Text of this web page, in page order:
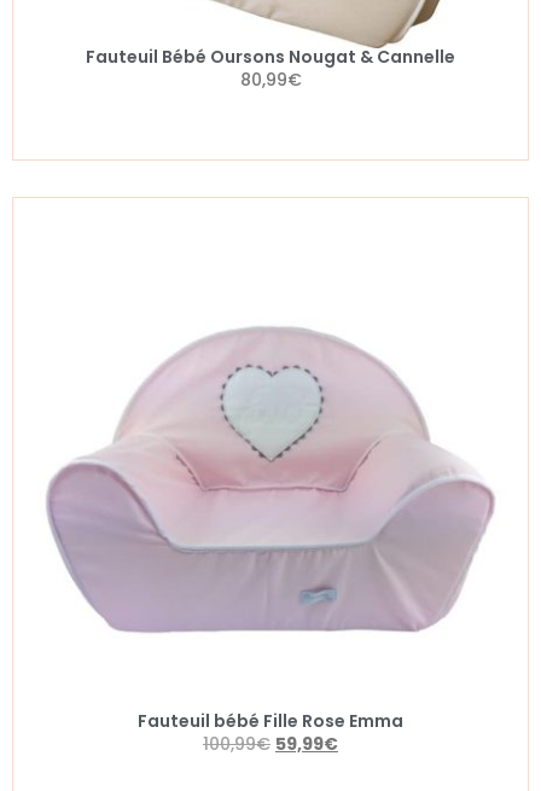
Fauteuil Bébé Oursons Nougat & Cannelle
80,99€
Fauteuil bébé Fille Rose Emma
100,99€ 59,99€